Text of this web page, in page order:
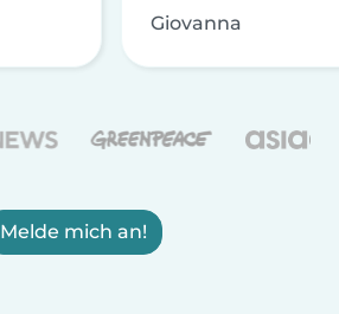
Giovanna
Melde mich an!